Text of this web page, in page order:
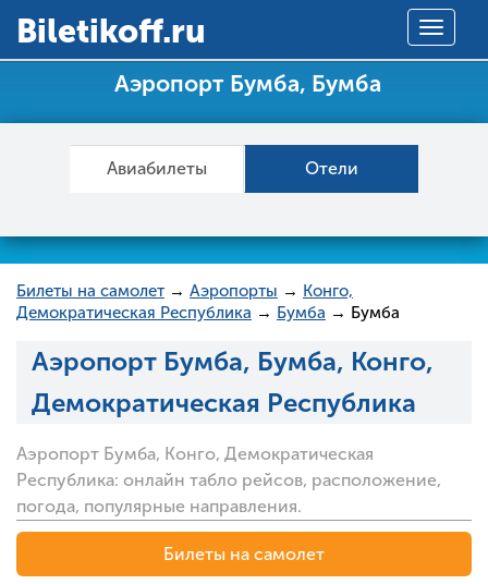
Toggle
Вiletikoff.ru
Аэропорт Бумба, Бумба
Авиабилеты Отели
Билеты на самолет → Аэропорты → Конго,
Демократическая Республика → Бумба → Бумба
Аэропорт Бумба, Бумба, Конго,
Демократическая Республика
Аэропорт Бумба, Конго, Демократическая
Республика: онлайн табло рейсов, расположение,
погода, популярные направления.
Билеты на самолет